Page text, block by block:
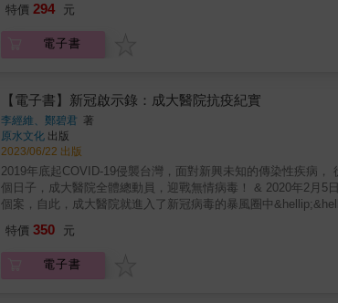
毒有數種.....多取蟲蛇之類，以器皿盛貯，任其自相啖食，唯有
代的「醫學家」眼中，巫術是合情合理的疾病成因，要對付這
文化背景固有不同，人心卻顯然很相似。在西方的早期，比方
有比巫術高明到哪裡去，效果當然也不可能比人家更有效。 李後主死得好痛，歐洲戰場的傷兵也好痛，為什麼那麽痛？ 李煜到底是怎麼死的呢？
正史並無明確記載，然而根據許多的筆記野史，他死得真的很
子」（又稱番木鱉）的植物所提煉，古籍上說人服用後會「頭
堪言。下毒者心裡一定對被毒者深惡痛絕，才會選用這麼殘忍
與法國在西班牙交戰，產生了大量的英軍傷患，造成嚴重的軍
中同時發揮他的畫技，留下不少描繪傷患病狀的優秀畫作。其
畫得很清楚。這位痛苦的士兵全身肌肉強烈的痙攣，頭頸跟上
縮，將足部向下壓，因而腰部無法放平，高高的向上拱起，頭
們看懂了，當初發生在李煜身上的「頭足相就，如牽機狀」到底
深深困擾曹操的很可能是偏頭痛。 ◆砒霜居然是東西方的王者之毒！ 不只中國古人愛用砒霜下毒，古羅馬暴君尼祿和歐洲貴族太太都愛用，因為
盪，瘟疫頻傳，傳播途徑充足，這是很有可能發生的事情。 ◆東方煉丹西方煉金，大家都想長生不老！ 無論東西方都希望透過宇宙天地的能量，
經過反覆的實驗驗證，沒有模糊的空間。而臨床醫學的猜測成
身體出了什麼問題，該怎麼治療。 汪漢澄醫師以幽默風趣的文筆佐以詳實的歷史查證，從中西方古人如何看待疾病入手，暢談中西醫療的古今演
變&mdash;&mdash;可以讀到古人異想天開的疾病觀、醫療觀
起，以個別古代人物的病情，像是屈原、曹操、蘇東坡、王羲
醫學觀念或醫學行為的古今比較及變化，是概念的澄清。 本書透過大量中西文獻與案例，搭配作者的專業輔助切入釐清，介紹東西歷史人物、小
說或傳說中的主角，透過疾病沙盤推演，以及各種醫學行為、
科學的不思議的醫療史！ ＝精彩摘錄＝ 巫術與醫術有著剪不斷，理還亂的關係&hellip;&hellip; 古代中國醫學從《黃帝內經》開始，就把「祝由」
（巫術）列為正規的醫療方法，所以傳統中醫的科別當中，就
毒有數種.....多取蟲蛇之類，以器皿盛貯，任其自相啖食，唯有
代的「醫學家」眼中，巫術是合情合理的疾病成因，要對付這
文化背景固有不同，人心卻顯然很相似。在西方的早期，比方
特價 294 元
電子書
【電子書】新冠啟示錄：成大醫院抗疫紀實
李經維、鄭碧君 著
原水文化 出版
2023/06/22 出版
2019年底起COVID-19侵襲台灣，面對新興未知的傳染性疾病
個日子，成大醫院全體總動員，迎戰無情病毒！ & 2020年2月5
個案，自此，成大醫院就進入了新冠病毒的暴風圈中
鋒，也是最重要的防疫堡壘。 & 成大醫院COVID-19抗疫之路 成大醫院院長￭李經維 ￭出版這一部敘事專輯，其目的不在展演、更非炫示，單純是
習！ 成功大學校長、前成大醫院院長￭沈孟儒 ￭憑藉著全體同
特價 350 元
電子書